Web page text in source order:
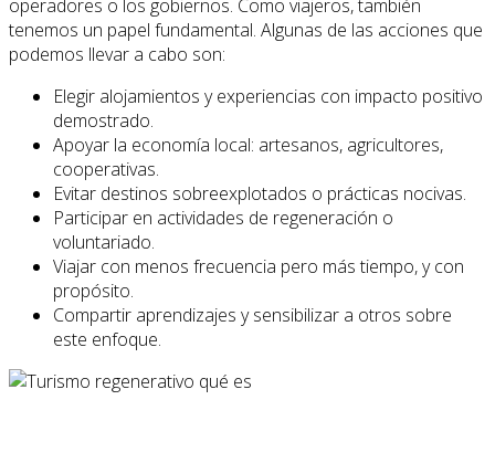
operadores o los gobiernos. Como viajeros, también
tenemos un papel fundamental. Algunas de las acciones que
podemos llevar a cabo son:
Elegir alojamientos y experiencias con impacto positivo
demostrado.
Apoyar la economía local: artesanos, agricultores,
cooperativas.
Evitar destinos sobreexplotados o prácticas nocivas.
Participar en actividades de regeneración o
voluntariado.
Viajar con menos frecuencia pero más tiempo, y con
propósito.
Compartir aprendizajes y sensibilizar a otros sobre
este enfoque.